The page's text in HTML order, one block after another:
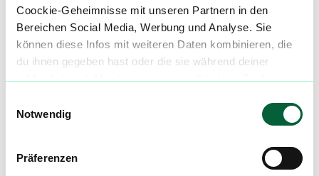
Coockie-Geheimnisse mit unseren Partnern in den
Bereichen Social Media, Werbung und Analyse. Sie
können diese Infos mit weiteren Daten kombinieren, die
du ihnen gegeben hast oder die sie während deiner
wilden Internet-Abenteuer gesammelt haben. Begleite
Notwendig
Präferenzen
aktualisiert! Hilf uns mit Deinen Kommentaren
und Bewertungen flowzz noch besser zu
machen. Melde dich an, um dir deine
Lieblingsblüten zu merken, rechtzeitig über